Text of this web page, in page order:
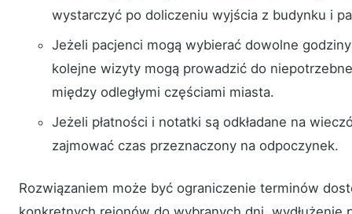
wystarczyć po doliczeniu wyjścia z budynku i
Jeżeli pacjenci mogą wybierać dowolne
kolejne wizyty mogą prowadzić do
między odległymi częściami miasta.
Jeżeli płatności i notatki są odkładane na
zajmować czas przeznaczony na odpoczynek.
Rozwiązaniem może być ograniczenie terminów